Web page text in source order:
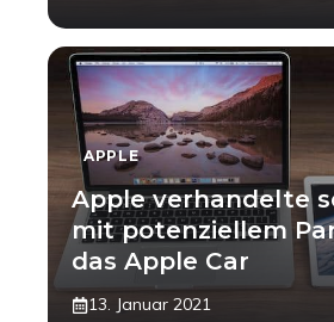
APPLE
Apple verhandelte
mit potenziellem
das Apple Car
13. Januar 2021